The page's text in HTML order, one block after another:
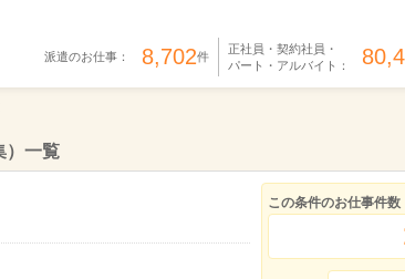
派遣のお仕事： 8,702件
正社員・契約社員・
パート・アルバイト：
）一覧
この条件のお仕事件数